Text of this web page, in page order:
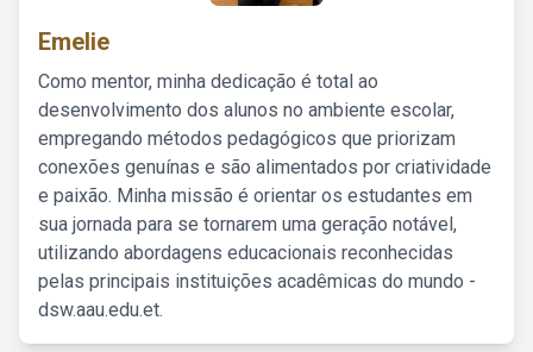
Emelie
Como mentor, minha dedicação é total ao
desenvolvimento dos alunos no ambiente escolar,
empregando métodos pedagógicos que priorizam
conexões genuínas e são alimentados por criatividade
e paixão. Minha missão é orientar os estudantes em
sua jornada para se tornarem uma geração notável,
utilizando abordagens educacionais reconhecidas
pelas principais instituições acadêmicas do mundo -
dsw.aau.edu.et.